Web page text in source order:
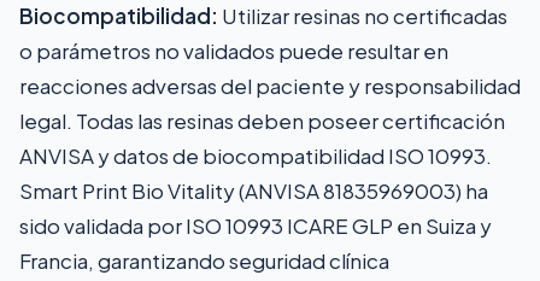
Biocompatibilidad: Utilizar resinas no certificadas
o parámetros no validados puede resultar en
reacciones adversas del paciente y responsabilidad
legal. Todas las resinas deben poseer certificación
ANVISA y datos de biocompatibilidad ISO 10993.
Smart Print Bio Vitality (ANVISA 81835969003) ha
sido validada por ISO 10993 ICARE GLP en Suiza y
Francia, garantizando seguridad clínica